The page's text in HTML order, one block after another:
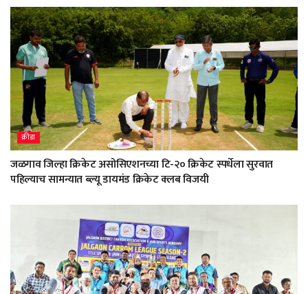
क्रीडा
जळगाव जिल्हा क्रिकेट असोसिएशनच्या टि-२० क्रिकेट स्पर्धेला सुरवात
पहिल्याच सामन्यात ब्ल्यू डायमंड क्रिकेट क्लब विजयी